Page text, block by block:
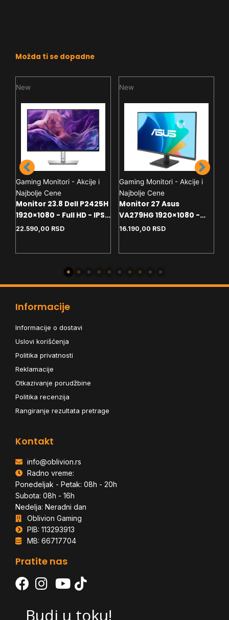
Možda ti se dopadne
New
Gaming Monitori - Akcije i
Najbolje Cene
Monitor 23.8 Dell P2425H
1920×1080 - Full HD - IPS -
100Hz - 5ms - HDMI - VGA
22.590,00 RSD
New
Gaming Monitori - Akcije i
Najbolje Cene
Monitor 27 Asus
VA279HG 1920×1080 -
Full HD - IPS - 120Hz - 1ms
16.190,00 RSD
Informacije
Informacije o dostavi
Uslovi korišćenja
Politika privatnosti
Reklamacije
Otkazivanje porudžbine
Politika recenzija
Rangiranje rezultata pretrage
Kontakt
info@oblivion.rs
Radno vreme:
Ponedeljak - Petak: 08h - 20h
Subota: 08h - 16h
Nedelja: Neradni dan
Oblivion Gaming
PIB: 113293913
MB: 66717704
Pratite nas
Budi u toku!